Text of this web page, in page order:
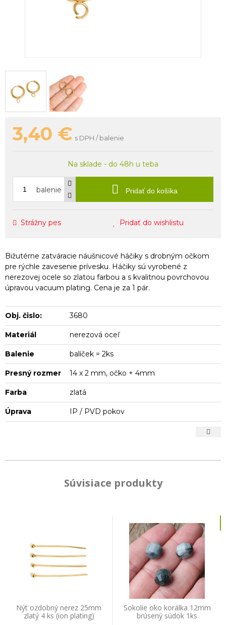
3,40 € s DPH / balenie
Na sklade - do 48h u teba
balenie Pridať do košíka
Strážny pes Pridať do wishlistu
Bižutérne zatváracie náušnicové háčiky s drobným očkom
pre rýchle zavesenie prívesku. Háčiky sú vyrobené z
nerezovej ocele so zlatou farbou a s kvalitnou povrchovou
úpravou vacuum plating. Cena je za 1 pár.
Obj. čislo: 3680
Materiál nerezová oceľ
Balenie balíček = 2ks
Presný rozmer 14 x 2 mm, očko + 4mm
Farba zlatá
Úprava IP / PVD pokov
Súvisiace produkty
Nýt ozdobný nerez 25mm
zlatý 4 ks (ion plating)
Sokolie oko korálka 12mm
brúsený súdok 1ks